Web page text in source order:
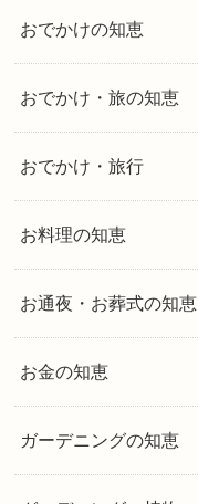
おでかけの知恵
おでかけ・旅の知恵
おでかけ・旅行
お料理の知恵
お通夜・お葬式の知恵
お金の知恵
ガーデニングの知恵